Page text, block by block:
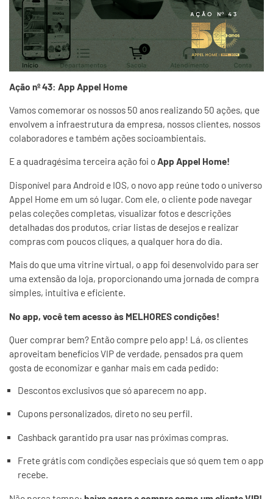
Ação nº 43: App Appel Home
Vamos comemorar os nossos 50 anos realizando 50 ações, que
envolvem a infraestrutura da empresa, nossos clientes, nossos
colaboradores e também ações socioambientais.
E a quadragésima terceira ação foi oApp Appel Home!
Disponível para Android e IOS, o novo app reúne todo o universo
Appel Home em um só lugar. Com ele, o cliente pode navegar
pelas coleções completas, visualizar fotos e descrições
detalhadas dos produtos, criar listas de desejos e realizar
compras com poucos cliques, a qualquer hora do dia.
Mais do que uma vitrine virtual, o app foi desenvolvido para ser
uma extensão da loja, proporcionando uma jornada de compra
simples, intuitiva e eficiente.
No app, você tem acesso às MELHORES condições!
Quer comprar bem? Então compre pelo app! Lá, os clientes
aproveitam benefícios VIP de verdade, pensados pra quem
gosta de economizar e ganhar mais em cada pedido:
Descontos exclusivos que só aparecem no app.
Cupons personalizados, direto no seu perfil.
Cashback garantido pra usar nas próximas compras.
Frete grátis com condições especiais que só quem tem o app
recebe.